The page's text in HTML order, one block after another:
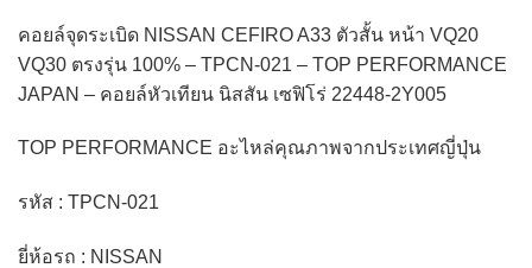
คอยล์จุดระเบิด NISSAN CEFIRO A33 ตัวสั้น หน้า VQ20
VQ30 ตรงรุ่น 100% – TPCN-021 – TOP PERFORMANCE
JAPAN – คอยล์หัวเทียน นิสสัน เซฟิโร่ 22448-2Y005
TOP PERFORMANCE อะไหล่คุณภาพจากประเทศญี่ปุ่น
รหัส : TPCN-021
ยี่ห้อรถ : NISSAN